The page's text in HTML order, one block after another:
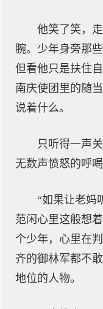
他笑了笑，
腕。少年身旁那
但看他只是扶住
南庆使团里的随
说着什么。
只听得一声
无数声愤怒的呼喝
“如果让老妈
范闲心里这般想
个少年，心里在
齐的御林军都不
地位的人物。